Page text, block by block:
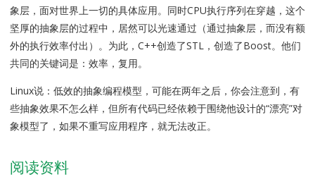
象层，面对世界上一切的具体应用。同时CPU执行序列在穿越，这个
坚厚的抽象层的过程中，居然可以光速通过（通过抽象层，而没有额
外的执行效率付出）。为此，C++创造了STL，创造了Boost。他们
共同的关键词是：效率，复用。
Linux说：低效的抽象编程模型，可能在两年之后，你会注意到，有
些抽象效果不怎么样，但所有代码已经依赖于围绕他设计的“漂亮”对
象模型了，如果不重写应用程序，就无法改正。
阅读资料